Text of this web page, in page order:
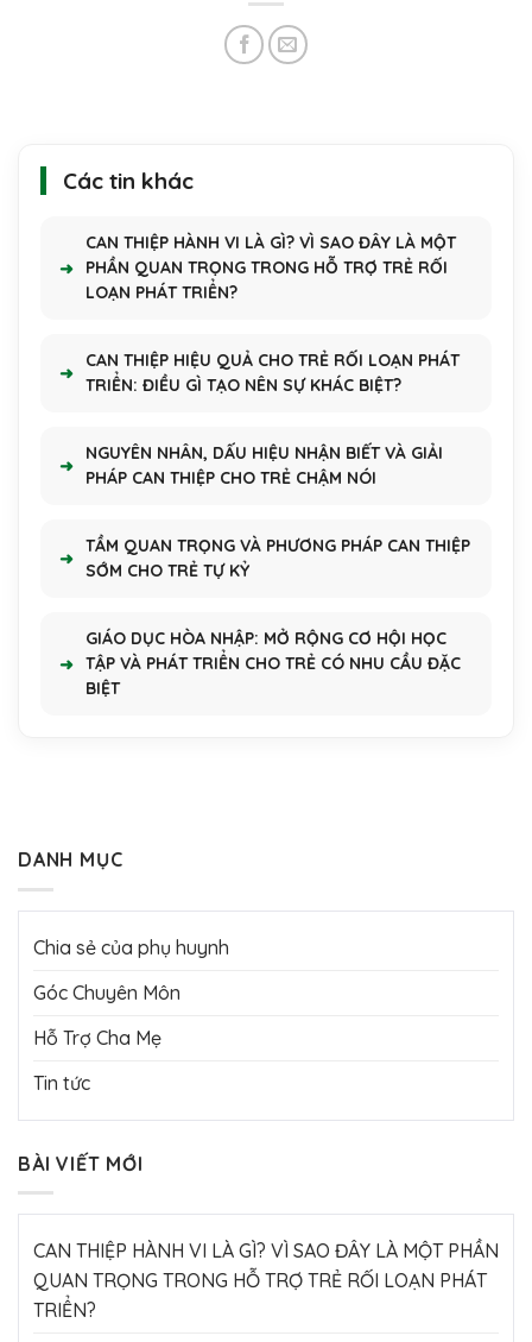
Các tin khác
CAN THIỆP HÀNH VI LÀ GÌ? VÌ SAO ĐÂY LÀ MỘT
PHẦN QUAN TRỌNG TRONG HỖ TRỢ TRẺ RỐI
LOẠN PHÁT TRIỂN?
CAN THIỆP HIỆU QUẢ CHO TRẺ RỐI LOẠN PHÁT
TRIỂN: ĐIỀU GÌ TẠO NÊN SỰ KHÁC BIỆT?
NGUYÊN NHÂN, DẤU HIỆU NHẬN BIẾT VÀ GIẢI
PHÁP CAN THIỆP CHO TRẺ CHẬM NÓI
TẦM QUAN TRỌNG VÀ PHƯƠNG PHÁP CAN THIỆP
SỚM CHO TRẺ TỰ KỶ
GIÁO DỤC HÒA NHẬP: MỞ RỘNG CƠ HỘI HỌC
TẬP VÀ PHÁT TRIỂN CHO TRẺ CÓ NHU CẦU ĐẶC
BIỆT
DANH MỤC
Chia sẻ của phụ huynh
Góc Chuyên Môn
Hỗ Trợ Cha Mẹ
Tin tức
BÀI VIẾT MỚI
CAN THIỆP HÀNH VI LÀ GÌ? VÌ SAO ĐÂY LÀ MỘT PHẦN
QUAN TRỌNG TRONG HỖ TRỢ TRẺ RỐI LOẠN PHÁT
TRIỂN?